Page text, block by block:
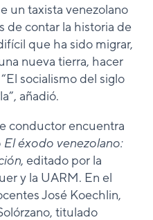
un taxista venezolano
de contar la historia de
que ha sido migrar,
nueva tierra, hacer
socialismo del siglo
añadió.
conductor encuentra
El éxodo venezolano:
, editado por la
y la UARM. En el
José Koechlin,
titulado